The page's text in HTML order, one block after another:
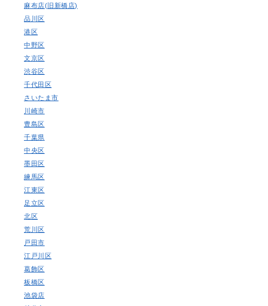
麻布店(旧新橋店)
品川区
港区
中野区
文京区
渋谷区
千代田区
さいたま市
川崎市
豊島区
千葉県
中央区
墨田区
練馬区
江東区
足立区
北区
荒川区
戸田市
江戸川区
葛飾区
板橋区
池袋店